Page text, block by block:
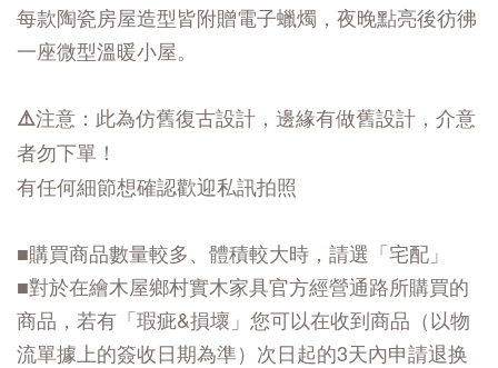
每款陶瓷房屋造型皆附贈電子蠟燭，夜晚點亮後彷彿
一座微型溫暖小屋。
⚠️注意：此為仿舊復古設計，邊緣有做舊設計，介意
者勿下單！
有任何細節想確認歡迎私訊拍照
■購買商品數量較多、體積較大時，請選「宅配」
■對於在繪木屋鄉村實木家具官方經營通路所購買的
商品，若有「瑕疵&損壞」您可以在收到商品（以物
流單據上的簽收日期為準）次日起的3天內申請退换